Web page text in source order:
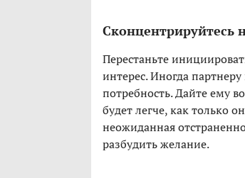
Сконцентрируйтесь
Перестаньте
интерес. Иногда
потребность. Дайте ему
будет легче, как только
неожиданная
разбудить желание.